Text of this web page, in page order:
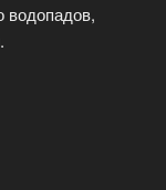
водопадов,